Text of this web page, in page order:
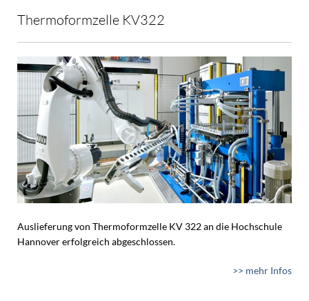
Thermoformzelle KV322
Auslieferung von Thermoformzelle KV 322 an die Hochschule
Hannover erfolgreich abgeschlossen.
>> mehr Infos